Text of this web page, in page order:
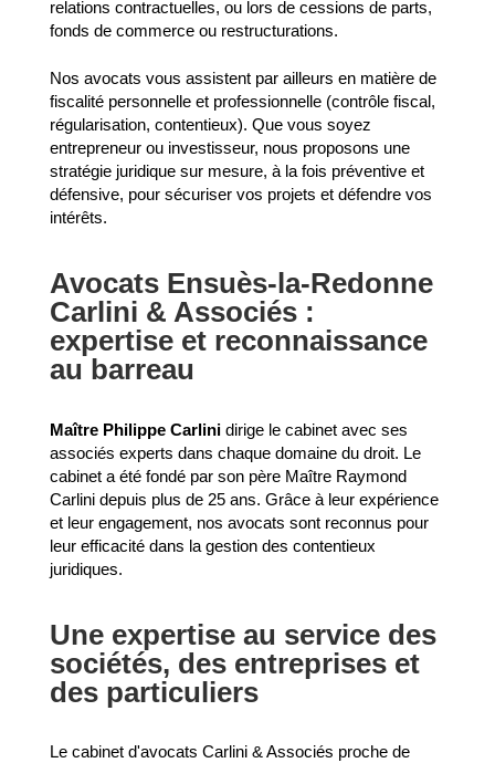
relations contractuelles, ou lors de cessions de parts,
fonds de commerce ou restructurations.
Nos avocats vous assistent par ailleurs en matière de
fiscalité personnelle et professionnelle (contrôle fiscal,
régularisation, contentieux). Que vous soyez
entrepreneur ou investisseur, nous proposons une
stratégie juridique sur mesure, à la fois préventive et
défensive, pour sécuriser vos projets et défendre vos
intérêts.
Avocats Ensuès-la-Redonne
Carlini & Associés :
expertise et reconnaissance
au barreau
Maître Philippe Carlinidirige le cabinet avec ses
associés experts dans chaque domaine du droit. Le
cabinet a été fondé par son père Maître Raymond
Carlini depuis plus de 25 ans. Grâce à leur expérience
et leur engagement, nos avocats sont reconnus pour
leur efficacité dans la gestion des contentieux
juridiques.
Une expertise au service des
sociétés, des entreprises et
des particuliers
Le cabinet d'avocats Carlini & Associés proche de